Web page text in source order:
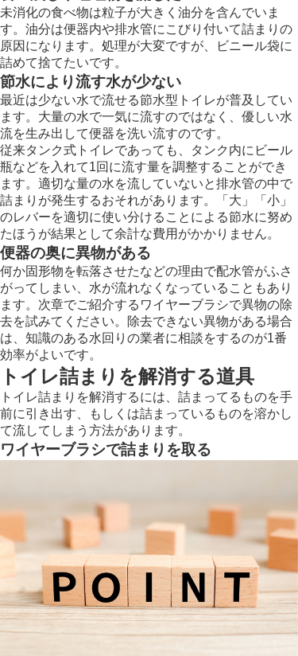
未消化の食べ物は粒子が大きく油分を含んでいま
す。油分は便器内や排水管にこびり付いて詰まりの
原因になります。処理が大変ですが、ビニール袋に
詰めて捨てたいです。
節水により流す水が少ない
最近は少ない水で流せる節水型トイレが普及してい
ます。大量の水で一気に流すのではなく、優しい水
流を生み出して便器を洗い流すのです。
従来タンク式トイレであっても、タンク内にビール
瓶などを入れて1回に流す量を調整することができ
ます。適切な量の水を流していないと排水管の中で
詰まりが発生するおそれがあります。「大」「小」
のレバーを適切に使い分けることによる節水に努め
たほうが結果として余計な費用がかかりません。
便器の奥に異物がある
何か固形物を転落させたなどの理由で配水管がふさ
がってしまい、水が流れなくなっていることもあり
ます。次章でご紹介するワイヤーブラシで異物の除
去を試みてください。除去できない異物がある場合
は、知識のある水回りの業者に相談をするのが1番
効率がよいです。
トイレ詰まりを解消する道具
トイレ詰まりを解消するには、詰まってるものを手
前に引き出す、もしくは詰まっているものを溶かし
て流してしまう方法があります。
ワイヤーブラシで詰まりを取る